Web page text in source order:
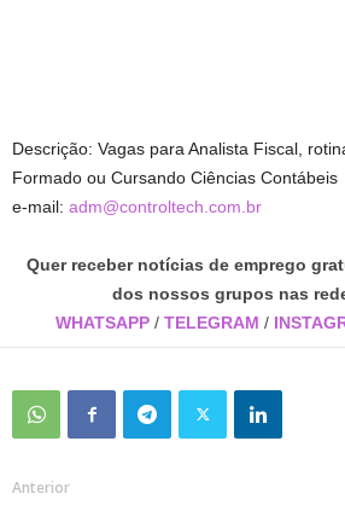
Descrição: Vagas para Analista Fiscal,
Formado ou Cursando Ciências Contábeis
e-mail: adm@controltech.com.br
Quer receber notícias de emprego
dos nossos grupos nas
WHATSAPP / TELEGRAM /
Anterior